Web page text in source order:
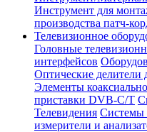
Инструмент для
производства патч-
Телевизионное
Головные
интерфейсов
Оптические делители
Элементы
приставки DVB-C/T
Телевидения Системы
измерители и